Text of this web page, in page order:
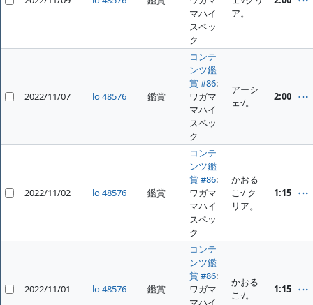
マハイ
スペッ
ク
ア。
2022/11/07 lo 48576 鑑賞
コンテ
ンツ鑑
賞 #86:
ワガマ
マハイ
スペッ
ク
アーシ
ェ√。
2:00
2022/11/02 lo 48576 鑑賞
コンテ
ンツ鑑
賞 #86:
ワガマ
マハイ
スペッ
ク
かおる
こ√ ク
リア。
1:15
2022/11/01 lo 48576 鑑賞
コンテ
ンツ鑑
賞 #86:
ワガマ
マハイ
かおる
こ√。
1:15